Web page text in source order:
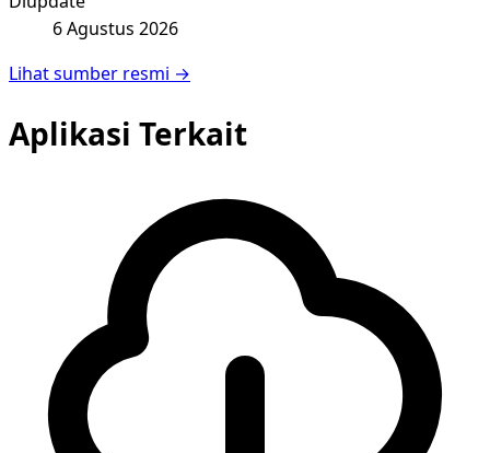
6 Agustus 2026
Lihat sumber resmi →
Aplikasi Terkait